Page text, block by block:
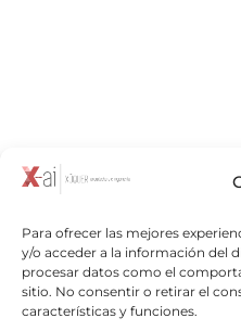
Para ofrecer las mejores
y/o acceder a la información del
procesar datos como el
sitio. No consentir o retirar el
características y funciones.